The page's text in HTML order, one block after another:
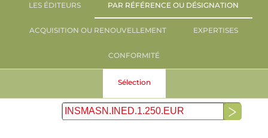
LES ÉDITEURS PAR RÉFÉRENCE OU DÉSIGNATION
ACQUISITION OU RENOUVELLEMENT EXPERTISES
CONFORMITÉ
Sélection